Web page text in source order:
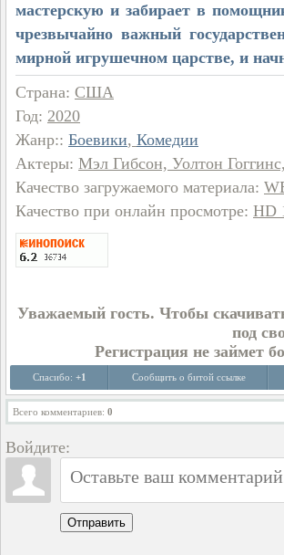
мастерскую и забирает в
чрезвычайно важный
мирной игрушечном царстве, и
Страна: США
Год: 2020
Жанр:: Боевики, Комедии
Актеры: Мэл Гибсон, Уолтон
Качество загружаемого материала:
Качество при онлайн просмотре: HD
Уважаемый гость. Чтобы
под
Регистрация не займет
Спасибо: +1 Сообщить о битой ссылке
Всего комментариев: 0
Войдите:
Отправить